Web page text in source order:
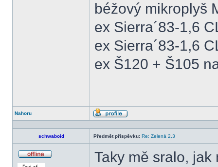
béžový mikroplyš
ex Sierra´83-1,6
ex Sierra´83-1,6
ex Š120 + Š105
Nahoru
Profil
schwaboid Předmět příspěvku: Re: Zelená 2,3
Taky mě sralo,